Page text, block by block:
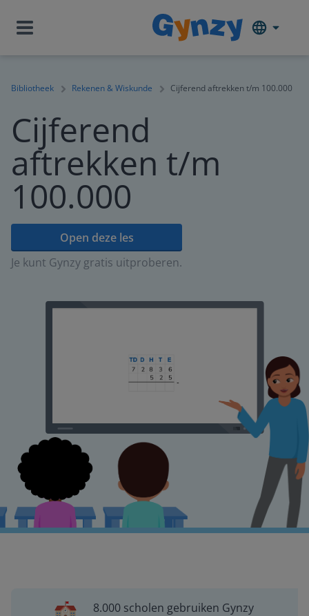
Bibliotheek Rekenen & Wiskunde Cijferend aftrekken t/m 100.000
Cijferend
aftrekken t/m
100.000
Open deze les
Je kunt Gynzy gratis uitproberen.
8.000 scholen gebruiken Gynzy